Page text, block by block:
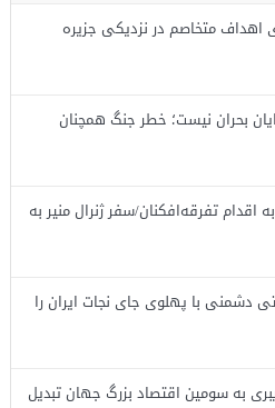
اهداف متخاصم در نزدیکی جزیره
بحران نیست؛ خطر جنگ همچنان
تفرقه‌افکنان/سفر ژنرال منیر به
دشمنی با پهلوی جای نجات ایران را
به سومین اقتصاد بزرگ جهان تبدیل